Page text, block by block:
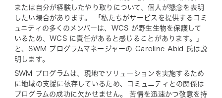
または自分が経験したやり取りについて、個人が懸念を表明
したい場合があります。 「私たちがサービスを提供するコミ
ュニティの多くのメンバーは、WCS が野生生物を保護して
いるため、WCS に責任があると感じることがあります。」
と、SWM プログラムマネージャーの Caroline Abid 氏は説
明します。
SWM プログラムは、現地でソリューションを実施するため
に地域の支援に依存しているため、コミュニティとの関係は
プログラムの成功に欠かせません。 苦情を迅速かつ敬意を持